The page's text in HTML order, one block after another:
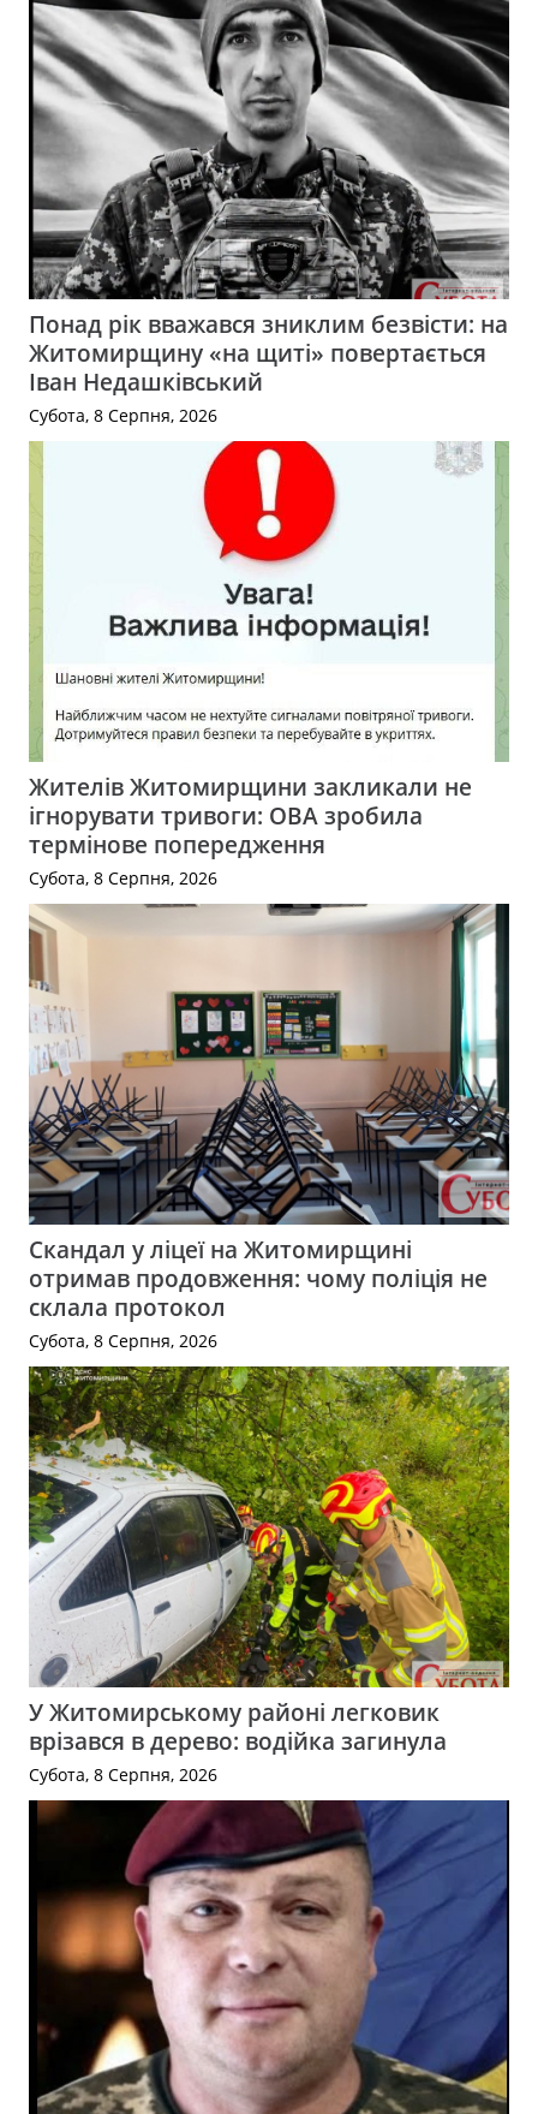
Понад рік вважався зниклим безвісти: на
Житомирщину «на щиті» повертається
Іван Недашківський
Субота, 8 Серпня, 2026
Жителів Житомирщини закликали не
ігнорувати тривоги: ОВА зробила
термінове попередження
Субота, 8 Серпня, 2026
Скандал у ліцеї на Житомирщині
отримав продовження: чому поліція не
склала протокол
Субота, 8 Серпня, 2026
У Житомирському районі легковик
врізався в дерево: водійка загинула
Субота, 8 Серпня, 2026